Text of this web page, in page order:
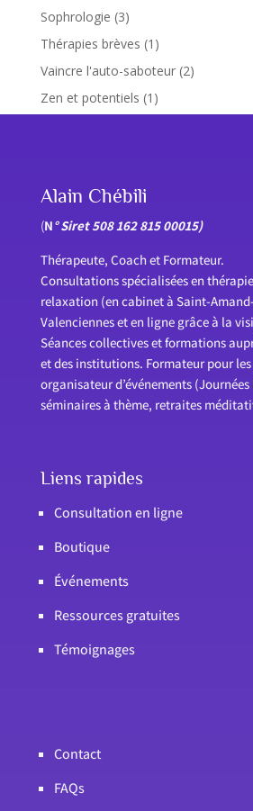
Sophrologie (3)
Thérapies brèves (1)
Vaincre l'auto-saboteur(2)
Zen et potentiels (1)
Alain Chébili
(N° Siret 508 162 815 00015)
Thérapeute, Coach et Formateur.
Consultations spécialisées en
relaxation (en cabinet à Saint-
Valenciennes et en ligne grâce à la
Séances collectives et formations
et des institutions. Formateur pour
organisateur d’événements
séminaires à thème, retraites
Liens rapides
Consultation en ligne
Boutique
Événements
Ressources gratuites
Témoignages
Contact
FAQs